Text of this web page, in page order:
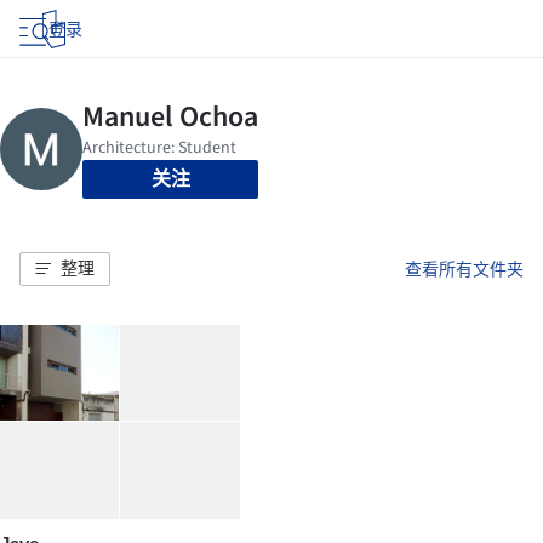
登录
关注
整理 查看所有文件夹